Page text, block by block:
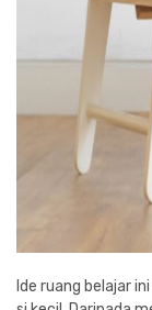
Ide ruang belajar